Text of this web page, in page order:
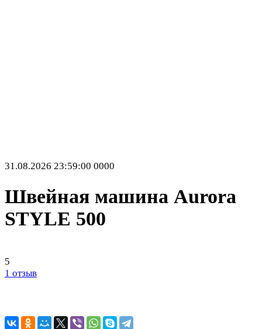
31.08.2026 23:59:00 0000
Швейная машина Aurora
STYLE 500
5
1 отзыв